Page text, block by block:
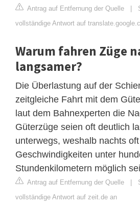
Antrag auf Entfernung der Quelle |
vollständige Antwort auf
Warum fahren Züge
langsamer?
Die Überlastung auf der
zeitgleiche Fahrt mit dem
laut dem Bahnexperten die
Güterzüge seien oft deutlich
unterwegs, weshalb nachts
Geschwindigkeiten unter
Stundenkilometern möglich
Antrag auf Entfernung der Quelle |
vollständige Antwort auf zeit.de an